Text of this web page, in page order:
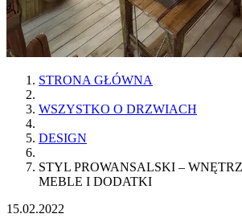
STRONA GŁÓWNA
WSZYSTKO O DRZWIACH
DESIGN
STYL PROWANSALSKI –
MEBLE I DODATKI
15.02.2022